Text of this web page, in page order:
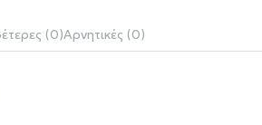
(0)Αρνητικές (0)